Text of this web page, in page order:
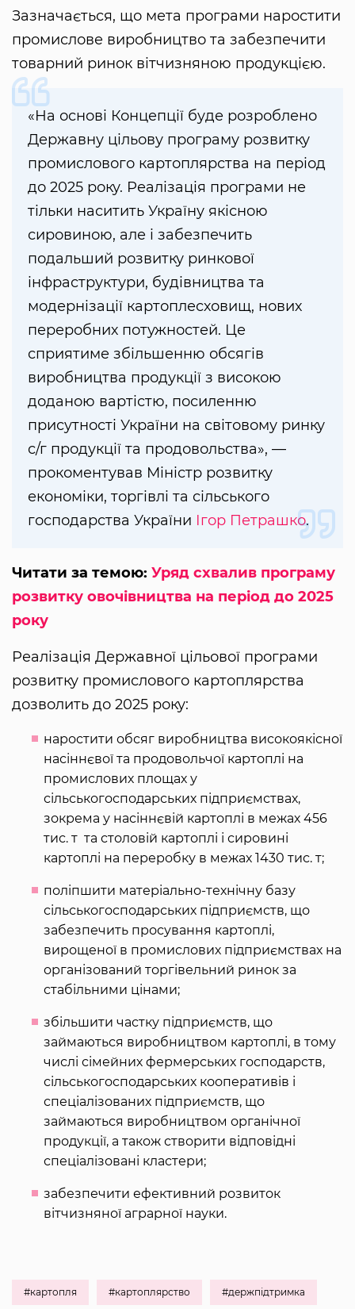
Зазначається, що мета програми наростити
промислове виробництво та забезпечити
товарний ринок вітчизняною продукцією.
«На основі Концепції буде розроблено
Державну цільову програму розвитку
промислового картоплярства на період
до 2025 року. Реалізація програми не
тільки наситить Україну якісною
сировиною, але і забезпечить
подальший розвитку ринкової
інфраструктури, будівництва та
модернізації картоплесховищ, нових
переробних потужностей. Це
сприятиме збільшенню обсягів
виробництва продукції з високою
доданою вартістю, посиленню
присутності України на світовому ринку
с/г продукції та продовольства», —
прокоментував Міністр розвитку
економіки, торгівлі та сільського
господарства України Ігор Петрашко.
Читати за темою: Уряд схвалив програму
розвитку овочівництва на період до 2025
року
Реалізація Державної цільової програми
розвитку промислового картоплярства
дозволить до 2025 року:
наростити обсяг виробництва високоякісної
насіннєвої та продовольчої картоплі на
промислових площах у
сільськогосподарських підприємствах,
зокрема у насіннєвій картоплі в межах 456
тис. т та столовій картоплі і сировині
картоплі на переробку в межах 1430 тис. т;
поліпшити матеріально-технічну базу
сільськогосподарських підприємств, що
забезпечить просування картоплі,
вирощеної в промислових підприємствах на
організований торгівельний ринок за
стабільними цінами;
збільшити частку підприємств, що
займаються виробництвом картоплі, в тому
числі сімейних фермерських господарств,
сільськогосподарських кооперативів і
спеціалізованих підприємств, що
займаються виробництвом органічної
продукції, а також створити відповідні
спеціалізовані кластери;
забезпечити ефективний розвиток
вітчизняної аграрної науки.
#картопля #картоплярство #держпідтримка